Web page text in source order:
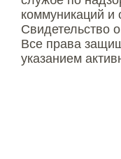
коммуникаций и
Свидетельство
Все права
указанием